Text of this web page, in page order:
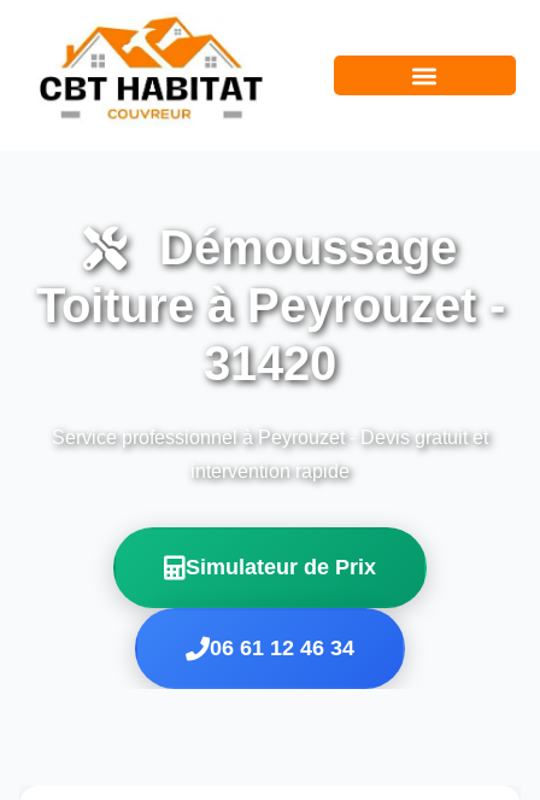
Démoussage
Toiture à Peyrouzet -
31420
Service professionnel à Peyrouzet - Devis gratuit et
intervention rapide
Simulateur de Prix
06 61 12 46 34